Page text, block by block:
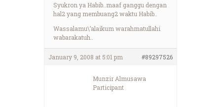
Syukron ya Habib..maaf ganggu dengan
hal2 yang membuang2 waktu Habib..
Wassalamu\’alaikum warahmatullahi
wabarakatuh..
January 9, 2008 at 5:01 pm #89297526
Munzir Almusawa
Participant